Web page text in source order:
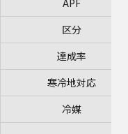
APF
区分
達成率
寒冷地対応
冷媒